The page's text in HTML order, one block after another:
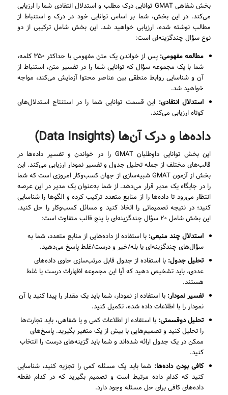
بخش شفاهی GMAT توانایی درک مطلب و استدلال انتقادی شما را ارزیابی
می‌کند. در این بخش، شما بر اساس توانایی خود در درک و استنباط از
مطالب نوشته شده، ارزیابی خواهید شد. این بخش شامل ترکیبی از دو
نوع سؤال چندگزینه‌ای است:
مطالعه مفهومی:
پس از خواندن یک متن مفهومی با حداکثر ۳۵۰ کلمه،
شما با یک مجموعه سؤال که توانایی شما را در تفسیر متن، استنباط از
آن و شناسایی روابط منطقی بین عناصر محتوا آزمایش می‌کند، مواجه
خواهید شد.
استدلال انتقادی: این قسمت توانایی شما را در استنتاج استدلال‌های
کوتاه ارزیابی می‌کند.
داده‌ها و درک آن‌ها (Data Insights)
این بخش توانایی داوطلبان GMAT را در خواندن و تفسیر داده‌ها در
قالب‌های مختلف از جمله تحلیل جدول و تفسیر نمودار ارزیابی می‌کند. این
بخش از آزمون GMAT شبیه‌سازی از جهان کسب‌وکار امروزی است که شما
را در جایگاه یک مدیر قرار می‌دهد. از شما به‌عنوان یک مدیر در این عرصه
انتظار می‌رود تا داده‌ها را از منابع متعدد ترکیب کرده و الگوها را شناسایی
کنید؛ در نتیجه تصمیماتی را اتخاذ کنید و مسائل کسب‌وکار را حل کنید.
این بخش شامل ۲۰ سؤال چندگزینه‌ای با پنج قالب متفاوت است:
استدلال چند منبعی: با استفاده از داده‌هایی از منابع متعدد، شما به
سؤال‌های چندگزینه‌ای یا بله/خیر و درست/غلط پاسخ می‌دهید.
تحلیل جدول: با استفاده از جدول قابل مرتب‌سازی حاوی داده‌های
عددی، باید تشخیص دهید که آیا این مجموعه اظهارات درست یا غلط
هستند.
تفسیر نمودار: با استفاده از نمودار، شما باید یک مقدار را پیدا کنید یا آن
نمودار را با اطلاعات داده شده، تکمیل کنید.
تحلیل دوقسمتی: با استفاده از اطلاعات کمی و یا شفاهی، باید تجارت‌ها
را تحلیل کنید و تصمیم‌هایی با بیش از یک متغیر بگیرید. پاسخ‌های
ممکن در یک جدول ارائه شده‌اند و شما باید گزینه‌های درست را انتخاب
کنید.
کافی بودن داده‌ها: شما باید یک مسئله کمی را تجزیه کنید، شناسایی
کنید که کدام داده مرتبط است و تصمیم بگیرید که در کدام نقطه
داده‌های کافی برای حل مسئله وجود دارد.